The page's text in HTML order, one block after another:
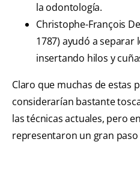
la odontología.
Christophe-François
1787) ayudó a separar
insertando hilos y
Claro que muchas de estas
considerarían bastante
las técnicas actuales, pero
representaron un gran paso